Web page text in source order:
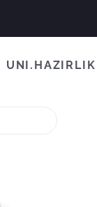
UNI.HAZIRLIK